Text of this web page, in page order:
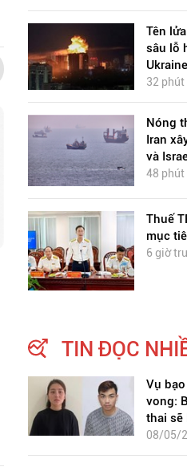
HÁT LÊN VIỆT NAM
Tên
sâu lỗ
Ukraine
32 phút
Nóng
Iran
và
48 phút
Thuế
mục
6 giờ
TIN ĐỌC
Vụ
vong:
thai sẽ
08/05/